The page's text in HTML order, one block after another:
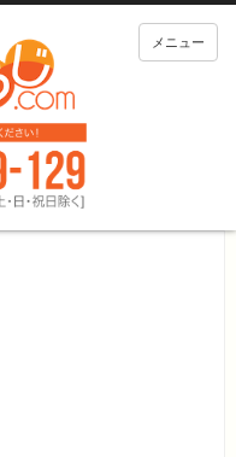
メニュー